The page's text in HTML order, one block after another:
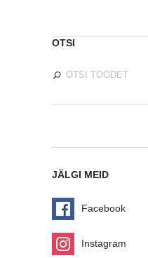
OTSI
JÄLGI MEID
Facebook
Instagram